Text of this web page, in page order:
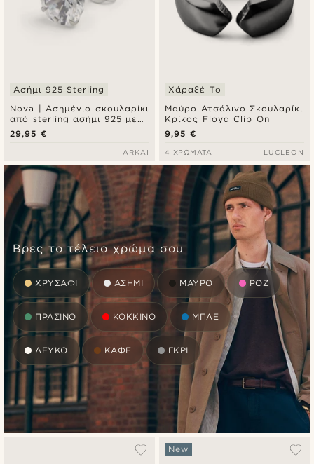
Nova | Ασημένιο σκουλαρίκι
από sterling ασήμι 925 με
premium στρογγυλή
ζιρκόνια 7A - 8 mm
Ασήμι 925 Sterling
29,95 €
ARKAI
Μαύρο Ατσάλινο Σκουλαρίκι
Κρίκος Floyd Clip On
Χάραξέ Το
9,95 €
4 ΧΡΏΜΑΤΑ LUCLEON
New
Βρες το τέλειο χρώμα σου
ΧΡΥΣΑΦΊ ΑΣΉΜΙ ΜΑΎΡΟ ΡΟΖ
ΠΡΆΣΙΝΟ ΚΌΚΚΙΝΟ ΜΠΛΕ
ΛΕΥΚΌ ΚΑΦΈ ΓΚΡΙ